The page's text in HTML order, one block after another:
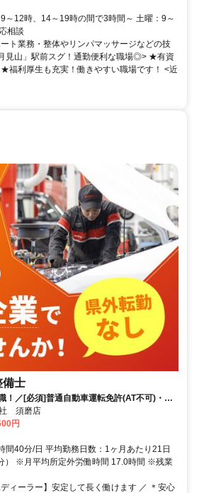
～12時、14～19時の間で3時間～ 土曜：9～
相談
ト業務・整体やリンパマッサージなどの技
見山」駅前スグ！通勤便利な職場◎> ★有資
福利厚生も充実！働きやすい職場です！ <近
備士
！／[必須]普通自動車運転免許(AT不可)・自
与4.8か月分（昨年実績）｜年間休日123日
社 須磨店
円
間40分/日 平均勤務日数：1ヶ月あたり21日
） ※月平均所定外労働時間 17.0時間 ※残業
ィーラー】安定して長く働けます ／ ＊安心